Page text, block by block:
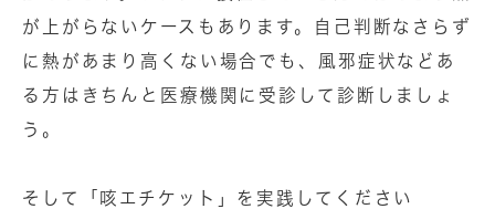
が上がらないケースもあります。自己判断なさらず
に熱があまり高くない場合でも、風邪症状などあ
る方はきちんと医療機関に受診して診断しましょ
う。
そして「咳エチケット」を実践してください